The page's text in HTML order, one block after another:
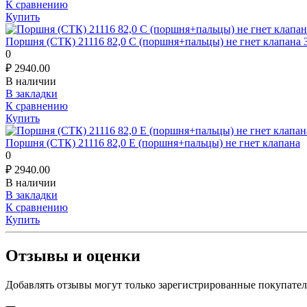
К сравнению
Купить
Поршня (СТК) 21116 82,0 C (поршня+пальцы) не гнет
0
₽ 2940.00
В наличии
В закладки
К сравнению
Купить
Поршня (СТК) 21116 82,0 E (поршня+пальцы) не гнет клапана
0
₽ 2940.00
В наличии
В закладки
К сравнению
Купить
Отзывы и оценки
Добавлять отзывы могут только зарегистрированные